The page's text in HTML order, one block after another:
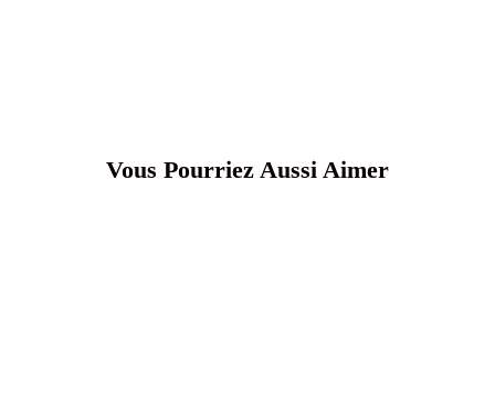
Vous Pourriez Aussi Aimer